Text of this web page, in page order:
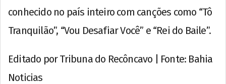
conhecido no país inteiro com canções como “Tô
Tranquilão”, “Vou Desafiar Você” e “Rei do Baile”.
Editado por Tribuna do Recôncavo | Fonte: Bahia
Noticias